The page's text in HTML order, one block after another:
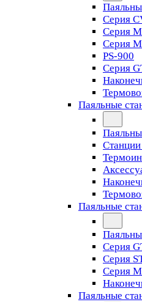
Серия
Серия
Серия
PS-900
Серия
Паяльные
Паяльные
Серия
Серия
Серия
Паяльные